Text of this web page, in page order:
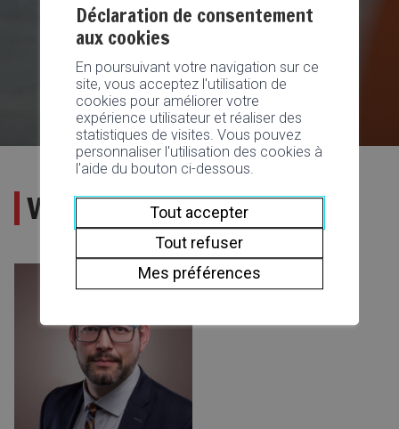
Vice-juge de Commune
Déclaration de consentement
aux cookies
En poursuivant votre navigation sur ce
site, vous acceptez l'utilisation de
cookies pour améliorer votre
expérience utilisateur et réaliser des
statistiques de visites. Vous pouvez
personnaliser l'utilisation des cookies à
l'aide du bouton ci-dessous.
Tout accepter
Tout refuser
Mes préférences